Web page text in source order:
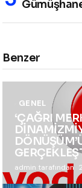
Benzer
GENEL
‘ÇAĞRI
admin tarafından